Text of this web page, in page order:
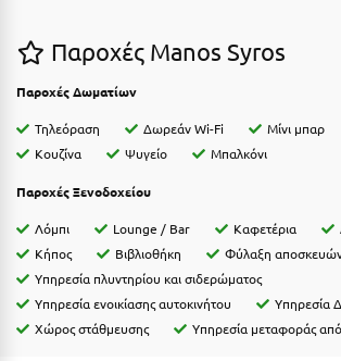
Ερμιόνη
Ευρυτανία
Ζ
Ζαγοροχώρια
Ζάκυνθος
Παροχές Manos Syros
Παροχές Δωματίων
Τηλεόραση Δωρεάν Wi-Fi Μίνι μπαρ
Κουζίνα
Ψυγείο Μπαλκόνι
Παροχές Ξενοδοχείου
Λόμπι Lounge / Bar Καφετέρια
Κήπος
Βιβλιοθήκη
Φύλαξη
Υπηρεσία πλυντηρίου και σιδερώματος
Υπηρεσία ενοικίασης αυτοκινήτου
Υπηρεσία
Χώρος στάθμευσης
Υπηρεσία μεταφοράς